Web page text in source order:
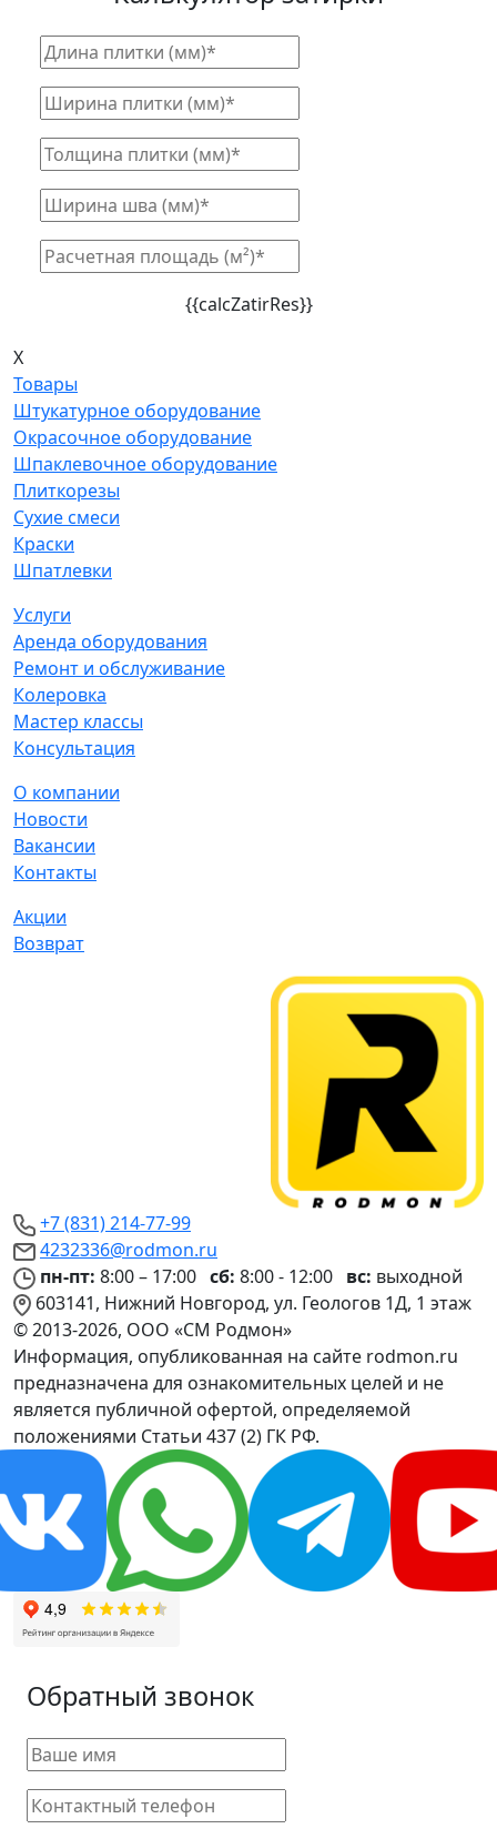
{{calcZatirRes}}
X
Товары
Штукатурное оборудование
Окрасочное оборудование
Шпаклевочное оборудование
Плиткорезы
Сухие смеси
Краски
Шпатлевки
Услуги
Аренда оборудования
Ремонт и обслуживание
Колеровка
Мастер классы
Консультация
О компании
Новости
Вакансии
Контакты
Акции
Возврат
+7 (831) 214-77-99
4232336@rodmon.ru
пн-пт: 8:00 – 17:00 сб: 8:00 - 12:00 вс: выходной
603141, Нижний Новгород, ул. Геологов 1Д, 1 этаж
© 2013-2026, ООО «СМ Родмон»
Информация, опубликованная на сайте rodmon.ru
предназначена для ознакомительных целей и не
является публичной офертой, определяемой
положениями Статьи 437 (2) ГК РФ.
Обратный звонок